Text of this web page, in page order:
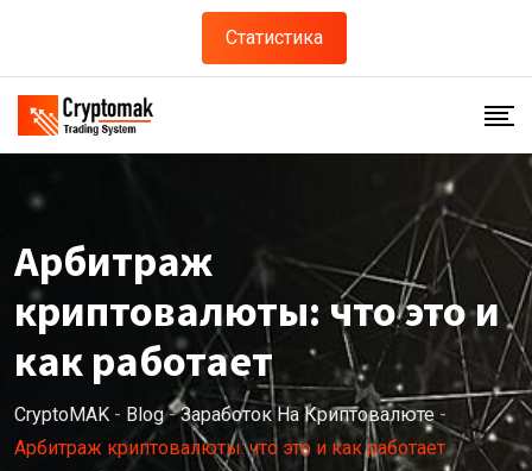
content
Статистика
Арбитраж
криптовалюты: что это и
как работает
CryptoMAK - Blog-Заработок На Криптовалюте-
Арбитраж криптовалюты: что это и как работает